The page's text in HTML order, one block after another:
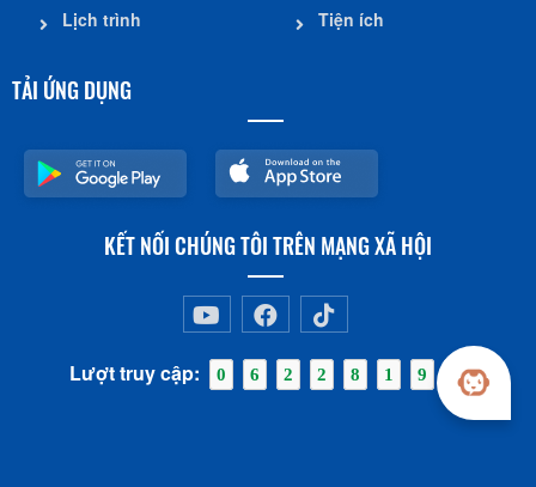
Lịch trình
Tiện ích
TẢI ỨNG DỤNG
KẾT NỐI CHÚNG TÔI TRÊN MẠNG XÃ HỘI
Lượt truy cập: 0 6 2 2 8 1 9 0